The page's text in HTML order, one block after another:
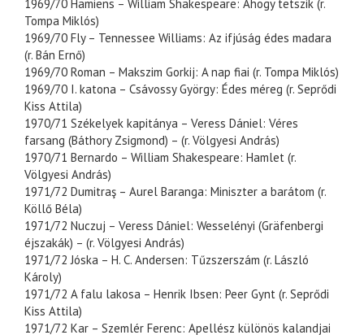
1969/70 Hamiens – William Shakespeare: Ahogy tetszik (r.
Tompa Miklós)
1969/70 Fly – Tennessee Williams: Az ifjúság édes madara
(r. Bán Ernő)
1969/70 Roman – Makszim Gorkij: A nap fiai (r. Tompa Miklós)
1969/70 I. katona – Csávossy György: Édes méreg (r. Seprődi
Kiss Attila)
1970/71 Székelyek kapitánya – Veress Dániel: Véres
farsang (Báthory Zsigmond) – (r. Völgyesi András)
1970/71 Bernardo – William Shakespeare: Hamlet (r.
Völgyesi András)
1971/72 Dumitraş – Aurel Baranga: Miniszter a barátom (r.
Köllő Béla)
1971/72 Nuczuj – Veress Dániel: Wesselényi (Gräfenbergi
éjszakák) – (r. Völgyesi András)
1971/72 Jóska – H. C. Andersen: Tűzszerszám (r. László
Károly)
1971/72 A falu lakosa – Henrik Ibsen: Peer Gynt (r. Seprődi
Kiss Attila)
1971/72 Kar – Szemlér Ferenc: Apellész különös kalandjai